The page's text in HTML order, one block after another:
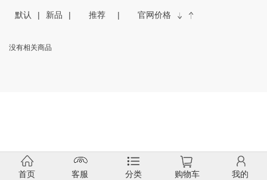
默认 新品 推荐 官网价格
没有相关商品
首页 客服 分类 购物车 我的